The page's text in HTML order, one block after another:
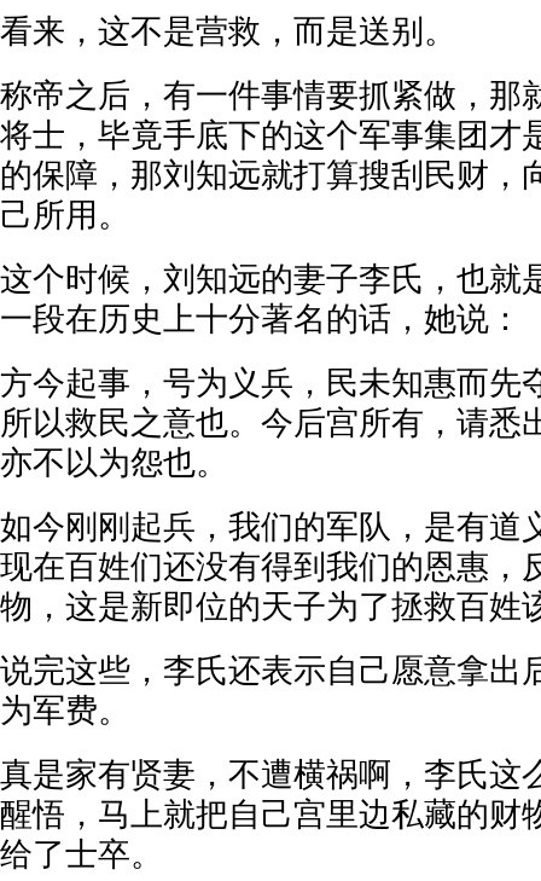
看来，这不是营救，而是送别。
称帝之后，有一件事情要抓紧做，那
将士，毕竟手底下的这个军事集团才
的保障，那刘知远就打算搜刮民财，
己所用。
这个时候，刘知远的妻子李氏，也就
一段在历史上十分著名的话，她说：
方今起事，号为义兵，民未知惠而先
所以救民之意也。今后宫所有，请悉
亦不以为怨也。
如今刚刚起兵，我们的军队，是有道
现在百姓们还没有得到我们的恩惠，
物，这是新即位的天子为了拯救百姓
说完这些，李氏还表示自己愿意拿出
为军费。
真是家有贤妻，不遭横祸啊，李氏这
醒悟，马上就把自己宫里边私藏的财
给了士卒。